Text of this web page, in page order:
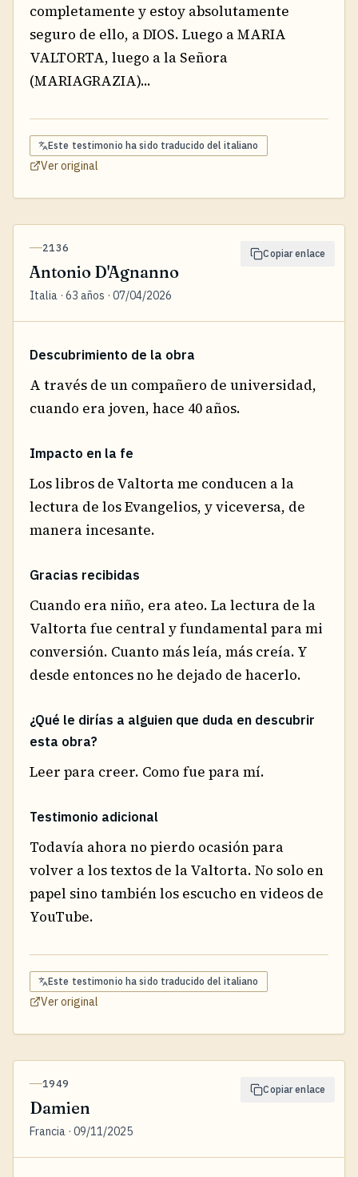
completamente y estoy absolutamente
seguro de ello, a DIOS. Luego a MARIA
VALTORTA, luego a la Señora
(MARIAGRAZIA)...
Este testimonio ha sido traducido del italiano
Ver original
2136
Antonio D'Agnanno
Italia · 63 años · 07/04/2026
Copiar enlace
Descubrimiento de la obra
A través de un compañero de universidad,
cuando era joven, hace 40 años.
Impacto en la fe
Los libros de Valtorta me conducen a la
lectura de los Evangelios, y viceversa, de
manera incesante.
Gracias recibidas
Cuando era niño, era ateo. La lectura de la
Valtorta fue central y fundamental para mi
conversión. Cuanto más leía, más creía. Y
desde entonces no he dejado de hacerlo.
¿Qué le dirías a alguien que duda en descubrir
esta obra?
Leer para creer. Como fue para mí.
Testimonio adicional
Todavía ahora no pierdo ocasión para
volver a los textos de la Valtorta. No solo en
papel sino también los escucho en videos de
YouTube.
Este testimonio ha sido traducido del italiano
Ver original
1949
Damien
Francia · 09/11/2025
Copiar enlace